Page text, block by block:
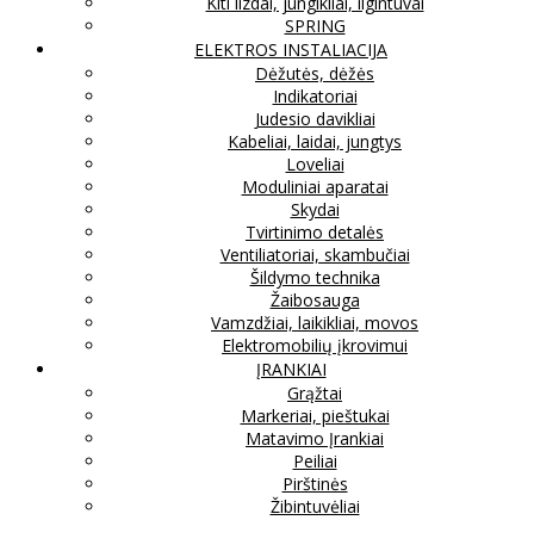
SPRING
ELEKTROS INSTALIACIJA
Dėžutės, dėžės
Indikatoriai
Judesio davikliai
Kabeliai, laidai, jungtys
Loveliai
Moduliniai aparatai
Skydai
Tvirtinimo detalės
Ventiliatoriai, skambučiai
Šildymo technika
Žaibosauga
Vamzdžiai, laikikliai, movos
Elektromobilių įkrovimui
ĮRANKIAI
Grąžtai
Markeriai, pieštukai
Matavimo Įrankiai
Peiliai
Pirštinės
Žibintuvėliai